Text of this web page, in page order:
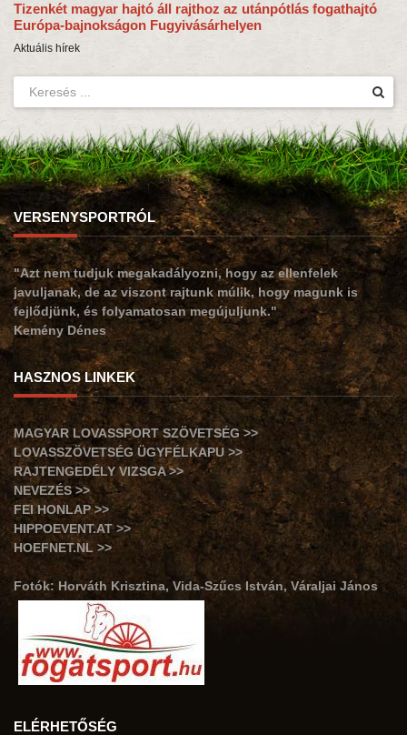
Tizenkét magyar hajtó áll rajthoz az utánpótlás fogathajtó
Európa-bajnokságon Fugyivásárhelyen
Aktuális hírek
VERSENYSPORTRÓL
"Azt nem tudjuk megakadályozni, hogy az ellenfelek
javuljanak, de az viszont rajtunk múlik, hogy magunk is
fejlődjünk, és folyamatosan megújuljunk."
Kemény Dénes
HASZNOS LINKEK
MAGYAR LOVASSPORT SZÖVETSÉG >>
LOVASSZÖVETSÉG ÜGYFÉLKAPU >>
RAJTENGEDÉLY VIZSGA >>
NEVEZÉS >>
FEI HONLAP >>
HIPPOEVENT.AT >>
HOEFNET.NL >>
Fotók: Horváth Krisztina, Vida-Szűcs István, Váraljai János
ELÉRHETŐSÉG